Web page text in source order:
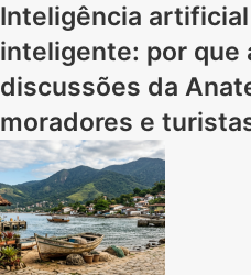
Inteligência
inteligente: por que
discussões da
moradores e